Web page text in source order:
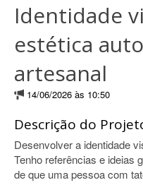
Identidade
estética
artesanal
14/06/2026 às 10:50
Descrição do
Desenvolver a identidade
Tenho referências e ideias
de que uma pessoa com